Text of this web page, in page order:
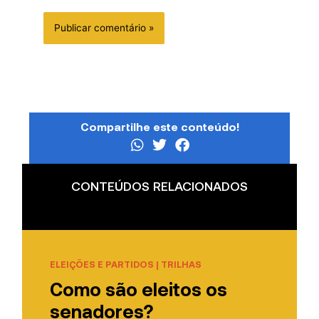
Compartilhe este conteúdo!
CONTEÚDOS RELACIONADOS
ELEIÇÕES E PARTIDOS | TRILHAS
Como são eleitos os
senadores?